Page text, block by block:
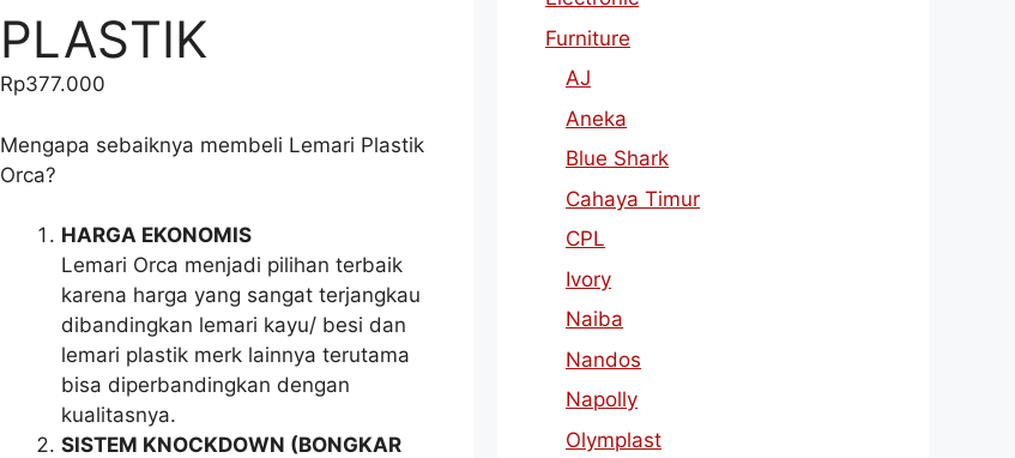
PLASTIK
Rp377.000
Mengapa sebaiknya membeli Lemari Plastik
Orca?
HARGA EKONOMIS
Lemari Orca menjadi pilihan terbaik
karena harga yang sangat terjangkau
dibandingkan lemari kayu/ besi dan
lemari plastik merk lainnya terutama
bisa diperbandingkan dengan
kualitasnya.
SISTEM KNOCKDOWN (BONGKAR
Furniture
AJ
Aneka
Blue Shark
Cahaya Timur
CPL
Ivory
Naiba
Nandos
Napolly
Olymplast